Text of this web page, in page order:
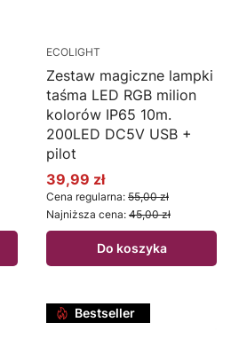
ECOLIGHT
Zestaw magiczne lampki
taśma LED RGB milion
kolorów IP65 10m.
200LED DC5V USB +
pilot
Cena promocyjna
39,99 zł
Cena regularna: 55,00 zł
Najniższa cena: 45,00 zł
Do koszyka
Bestseller